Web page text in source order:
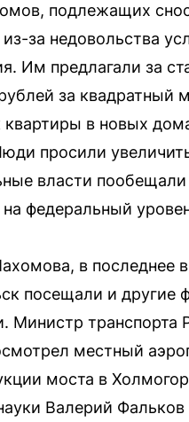
подлежащих
из-за недовольства
Им предлагали за
за квадратный
квартиры в новых
просили
власти
федеральный
в последнее
посещали и другие
Министр транспорта
местный
моста в
Валерий